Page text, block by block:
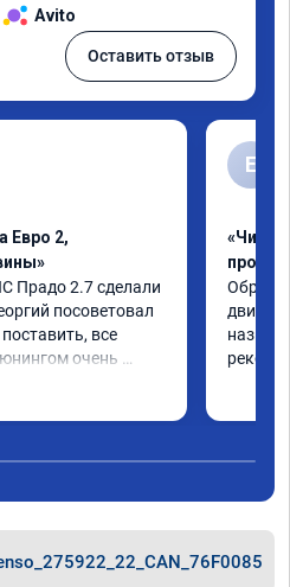
Avito
Оставить отзыв
Евро 2,
Прадо 2.7 сделали
посоветовал
все
очень
отзыв на
провалы. Расход
но динамика
сервис всем.
Е
«Чип